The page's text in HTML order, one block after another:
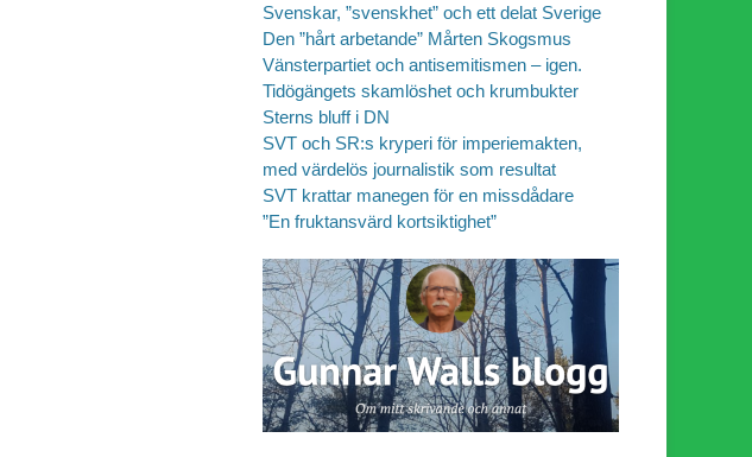
Svenskar, ”svenskhet” och ett delat Sverige
Den ”hårt arbetande” Mårten Skogsmus
Vänsterpartiet och antisemitismen – igen.
Tidögängets skamlöshet och krumbukter
Sterns bluff i DN
SVT och SR:s kryperi för imperiemakten,
med värdelös journalistik som resultat
SVT krattar manegen för en missdådare
”En fruktansvärd kortsiktighet”